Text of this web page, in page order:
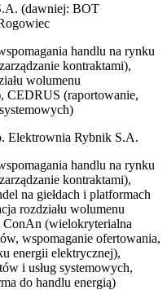
(dawniej: BOT
handlu na rynku
kontraktami),
wolumenu
CEDRUS (raportowanie,
Elektrownia Rybnik S.A.
handlu na rynku
kontraktami),
na giełdach i platformach
rozdziału wolumenu
(wielokryterialna
wspomaganie ofertowania,
energii elektrycznej),
i usług systemowych,
do handlu energią)